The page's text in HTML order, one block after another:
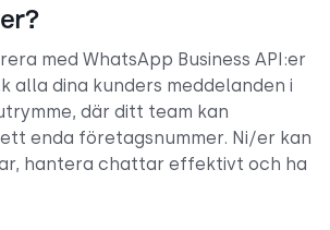
med WhatsApp Business API:er
alla dina kunders meddelanden i
där ditt team kan
enda företagsnummer. Ni/er kan
hantera chattar effektivt och ha